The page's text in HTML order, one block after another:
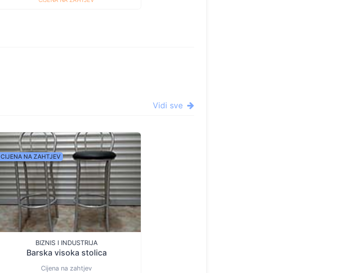
Vidi sve
CIJENA NA ZAHTJEV
BIZNIS I INDUSTRIJA
Barska visoka stolica
Cijena na zahtjev